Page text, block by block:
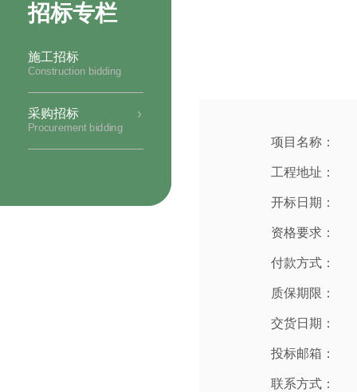
招标专栏
施工招标
Construction bidding
采购招标
Procurement bidding
项目名称：
工程地址：
开标日期：
资格要求：
付款方式：
质保期限：
交货日期：
投标邮箱：
联系方式：